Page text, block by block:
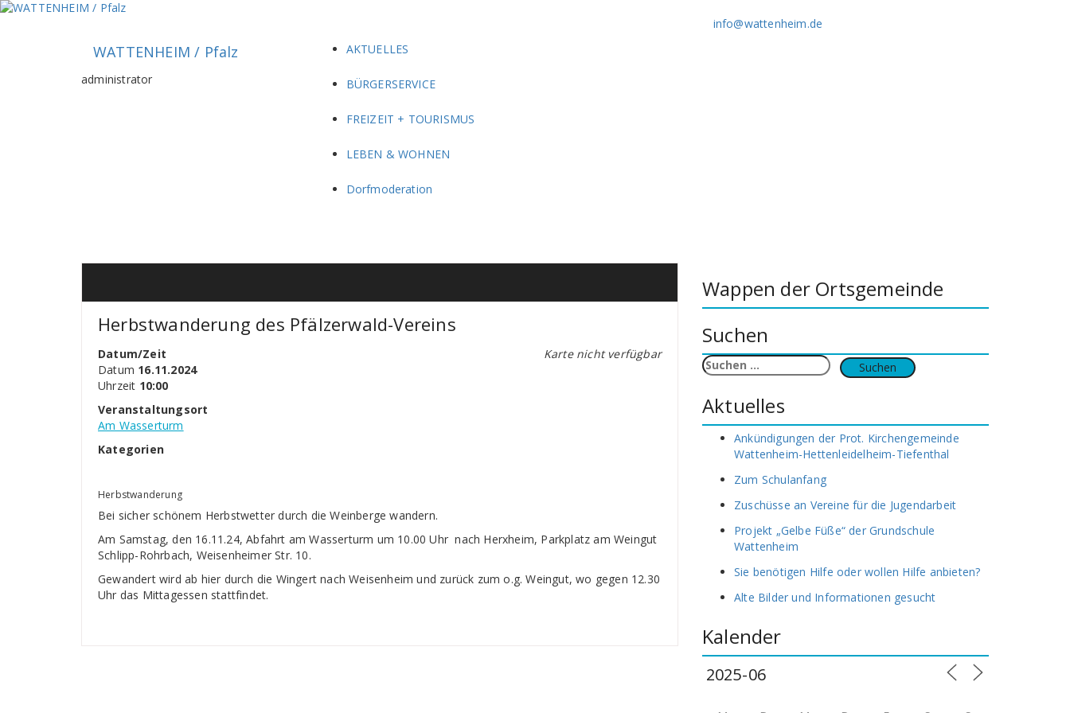
Zum
info@wattenheim.de
WATTENHEIM / Pfalz
administrator
AKTUELLES
BÜRGERSERVICE
FREIZEIT + TOURISMUS
LEBEN & WOHNEN
Dorfmoderation
Herbstwanderung des Pfälzerwald-Vereins
Karte nicht verfügbar
Datum/Zeit
Datum 16.11.2024
Uhrzeit 10:00
Veranstaltungsort
Am Wasserturm
Kategorien
Herbstwanderung
Bei sicher schönem Herbstwetter durch die Weinberge wandern.
Am Samstag, den 16.11.24, Abfahrt am Wasserturm um 10.00 Uhr nach Herxheim, Parkplatz am Weingut
Schlipp-Rohrbach, Weisenheimer Str. 10.
Gewandert wird ab hier durch die Wingert nach Weisenheim und zurück zum o.g. Weingut, wo gegen 12.30
Uhr das Mittagessen stattfindet.
Wappen der Ortsgemeinde
Suchen
Suchen
nach:
Aktuelles
Ankündigungen der Prot. Kirchengemeinde
Wattenheim-Hettenleidelheim-Tiefenthal
Zum Schulanfang
Zuschüsse an Vereine für die Jugendarbeit
Projekt „Gelbe Füße“ der Grundschule
Wattenheim
Sie benötigen Hilfe oder wollen Hilfe anbieten?
Alte Bilder und Informationen gesucht
Kalender